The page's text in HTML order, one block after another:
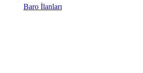
Baro İlanları